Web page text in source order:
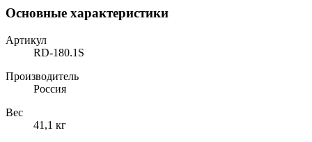
Основные характеристики
Артикул
RD-180.1S
Производитель
Россия
Вес
41,1 кг